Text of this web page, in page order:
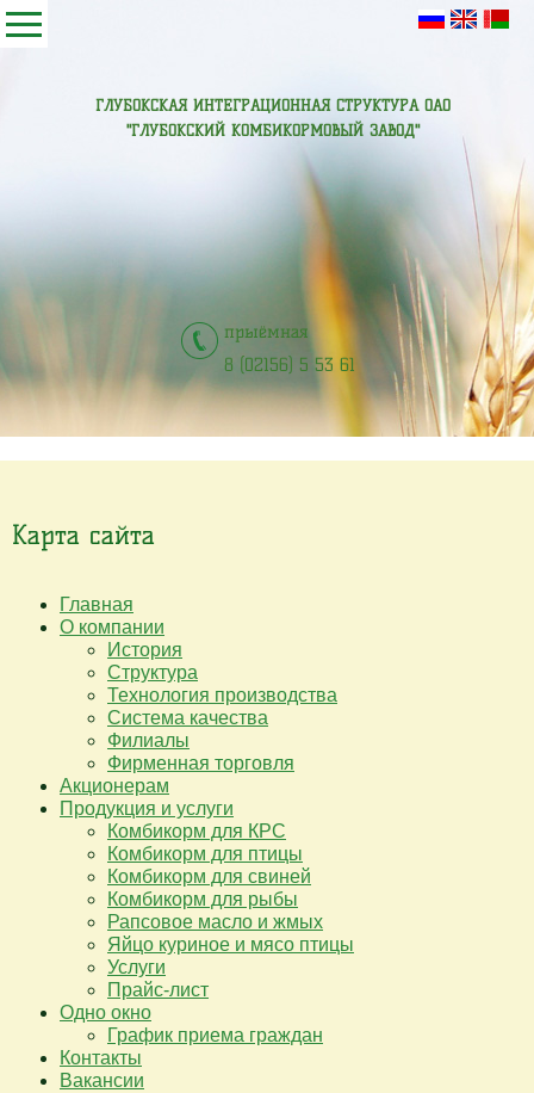
ГЛУБОКСКАЯ ИНТЕГРАЦИОННАЯ СТРУКТУРА ОАО
"ГЛУБОКСКИЙ КОМБИКОРМОВЫЙ ЗАВОД"
прыёмная
8 (02156) 5 53 61
Карта сайта
Главная
О компании
История
Структура
Технология производства
Система качества
Филиалы
Фирменная торговля
Акционерам
Продукция и услуги
Комбикорм для КРС
Комбикорм для птицы
Комбикорм для свиней
Комбикорм для рыбы
Рапсовое масло и жмых
Яйцо куриное и мясо птицы
Услуги
Прайс-лист
Одно окно
График приема граждан
Контакты
Вакансии